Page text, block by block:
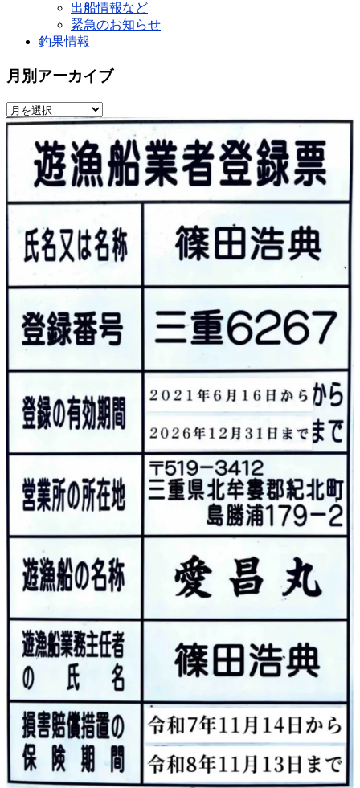
出船情報など
緊急のお知らせ
釣果情報
月別アーカイブ
月
別
ブ